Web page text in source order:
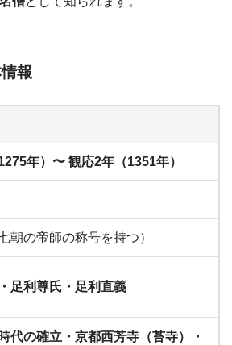
報
年）〜 観応2年（1351年）
七朝の帝師の称号を持つ）
足利尊氏・足利直義
代の確立・京都西芳寺（苔寺）・